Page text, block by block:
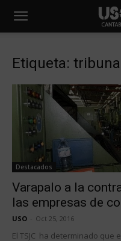
Etiqueta:
Destacados
Varapalo a la
las empresas de
USO Oct 25, 2016
El TSJC ha determinado que